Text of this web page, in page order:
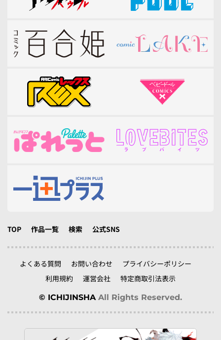
TOP 作品一覧 検索 公式SNS
よくある質問 お問い合わせ
プライバシーポリシー
利用規約
運営会社 特定商取引法表示
© ICHIJINSHA All Rights Reserved.